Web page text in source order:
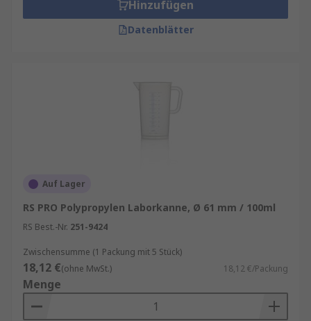
Hinzufügen
Datenblätter
Auf Lager
RS PRO Polypropylen Laborkanne, Ø 61 mm / 100ml
RS Best.-Nr. 251-9424
Zwischensumme (1 Packung mit 5 Stück)
18,12 €(ohne MwSt.) 18,12 €/Packung
Menge